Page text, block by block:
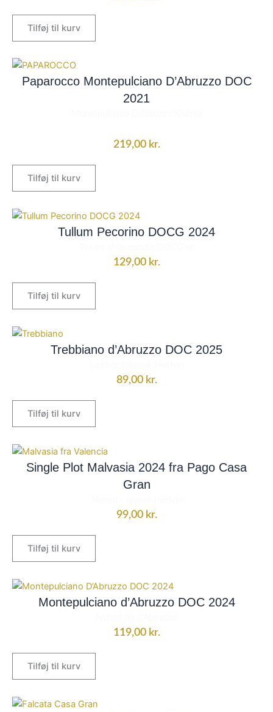
Tilføj til kurv
Paparocco Montepulciano D’Abruzzo DOC
2021
219,00 kr.
Tilføj til kurv
Tullum Pecorino DOCG 2024
129,00 kr.
Tilføj til kurv
Trebbiano d’Abruzzo DOC 2025
89,00 kr.
Tilføj til kurv
Single Plot Malvasia 2024 fra Pago Casa
Gran
99,00 kr.
Tilføj til kurv
Montepulciano d’Abruzzo DOC 2024
119,00 kr.
Tilføj til kurv